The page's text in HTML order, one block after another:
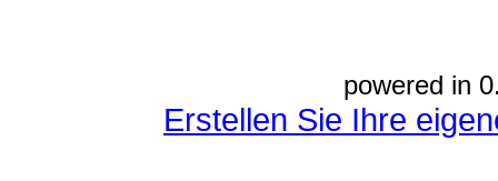
powered in
Erstellen Sie Ihre